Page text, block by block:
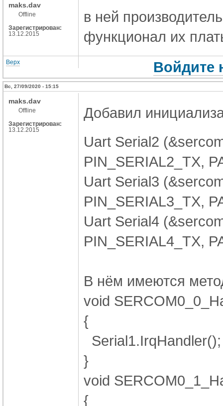
maks.dav
Offline
Зарегистрирован:
13.12.2015
в ней
функционал их
Верх Войдите
Вс, 27/09/2020 - 15:15
maks.dav
Offline
Зарегистрирован:
13.12.2015
Добавил
Uart Serial2
PIN_SERIAL2_TX,
Uart Serial3
PIN_SERIAL3_TX,
Uart Serial4
PIN_SERIAL4_TX,
В нём имеются
void
{
Serial1.IrqHandler();
}
void
{